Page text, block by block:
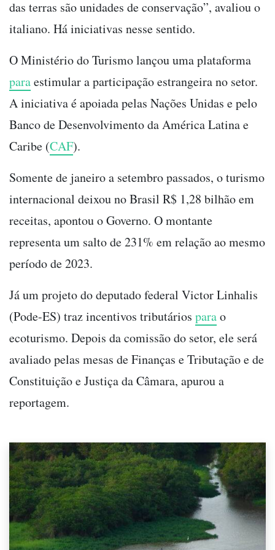
das terras são unidades de conservação”, avaliou o
italiano. Há iniciativas nesse sentido.
O Ministério do Turismo lançou uma plataforma
paraestimular a participação estrangeira no setor.
A iniciativa é apoiada pelas Nações Unidas e pelo
Banco de Desenvolvimento da América Latina e
Caribe (CAF).
Somente de janeiro a setembro passados, o turismo
internacional deixou no Brasil R$ 1,28 bilhão em
receitas, apontou o Governo. O montante
representa um salto de 231% em relação ao mesmo
período de 2023.
Já um projeto do deputado federal Victor Linhalis
(Pode-ES) traz incentivos tributários parao
ecoturismo. Depois da comissão do setor, ele será
avaliado pelas mesas de Finanças e Tributação e de
Constituição e Justiça da Câmara, apurou a
reportagem.